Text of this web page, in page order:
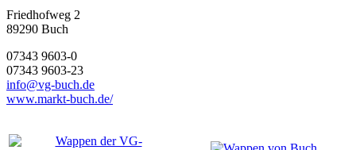
Friedhofweg 2
89290 Buch
07343 9603-0
07343 9603-23
info@vg-buch.de
www.markt-buch.de/